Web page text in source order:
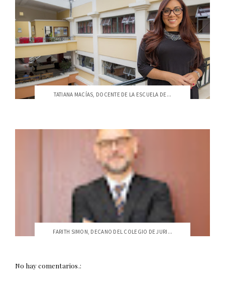
TATIANA MACÍAS, DOCENTE DE LA ESCUELA DE...
FARITH SIMON, DECANO DEL COLEGIO DE JURI...
No hay comentarios.: